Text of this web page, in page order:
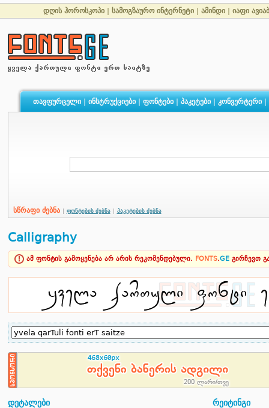
დღის ჰოროსკოპი სამოგზაურო ინტერნეტი ამინდი იაფი
თავფურცელი| ინსტრუქციები| ფონტები| პაკეტები| კონვერტერი|
სწრაფი ძებნა ფონტების ძებნა პაკეტების ძებნა
Calligraphy
ამ ფონტის გამოყენება არ არის რეკომენდებული. FONTS.GE გირჩევთ
დეტალები რეიტინგი